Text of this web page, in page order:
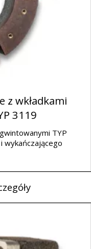
z wkładkami
3119
TYP
wykańczającego